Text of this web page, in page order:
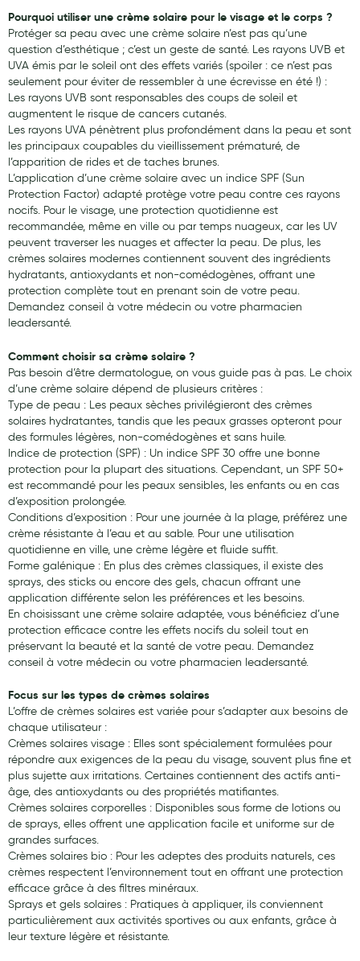
Pourquoi utiliser une crème solaire pour le visage et le corps ?
Protéger sa peau avec une crème solaire n’est pas qu’une
question d’esthétique ; c’est un geste de santé. Les rayons UVB et
UVA émis par le soleil ont des effets variés (spoiler : ce n’est pas
seulement pour éviter de ressembler à une écrevisse en été !) :
Les rayons UVB sont responsables des coups de soleil et
augmentent le risque de cancers cutanés.
Les rayons UVA pénètrent plus profondément dans la peau et sont
les principaux coupables du vieillissement prématuré, de
l’apparition de rides et de taches brunes.
L’application d’une crème solaire avec un indice SPF (Sun
Protection Factor) adapté protège votre peau contre ces rayons
nocifs. Pour le visage, une protection quotidienne est
recommandée, même en ville ou par temps nuageux, car les UV
peuvent traverser les nuages et affecter la peau. De plus, les
crèmes solaires modernes contiennent souvent des ingrédients
hydratants, antioxydants et non-comédogènes, offrant une
protection complète tout en prenant soin de votre peau.
Demandez conseil à votre médecin ou votre pharmacien
leadersanté.
Comment choisir sa crème solaire ?
Pas besoin d’être dermatologue, on vous guide pas à pas. Le choix
d’une crème solaire dépend de plusieurs critères :
Type de peau : Les peaux sèches privilégieront des crèmes
solaires hydratantes, tandis que les peaux grasses opteront pour
des formules légères, non-comédogènes et sans huile.
Indice de protection (SPF) : Un indice SPF 30 offre une bonne
protection pour la plupart des situations. Cependant, un SPF 50+
est recommandé pour les peaux sensibles, les enfants ou en cas
d’exposition prolongée.
Conditions d’exposition : Pour une journée à la plage, préférez une
crème résistante à l’eau et au sable. Pour une utilisation
quotidienne en ville, une crème légère et fluide suffit.
Forme galénique : En plus des crèmes classiques, il existe des
sprays, des sticks ou encore des gels, chacun offrant une
application différente selon les préférences et les besoins.
En choisissant une crème solaire adaptée, vous bénéficiez d’une
protection efficace contre les effets nocifs du soleil tout en
préservant la beauté et la santé de votre peau. Demandez
conseil à votre médecin ou votre pharmacien leadersanté.
Focus sur les types de crèmes solaires
L’offre de crèmes solaires est variée pour s’adapter aux besoins de
chaque utilisateur :
Crèmes solaires visage : Elles sont spécialement formulées pour
répondre aux exigences de la peau du visage, souvent plus fine et
plus sujette aux irritations. Certaines contiennent des actifs anti-
âge, des antioxydants ou des propriétés matifiantes.
Crèmes solaires corporelles : Disponibles sous forme de lotions ou
de sprays, elles offrent une application facile et uniforme sur de
grandes surfaces.
Crèmes solaires bio : Pour les adeptes des produits naturels, ces
crèmes respectent l’environnement tout en offrant une protection
efficace grâce à des filtres minéraux.
Sprays et gels solaires : Pratiques à appliquer, ils conviennent
particulièrement aux activités sportives ou aux enfants, grâce à
leur texture légère et résistante.